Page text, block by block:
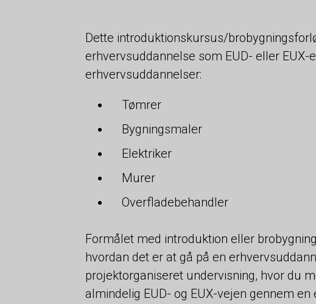
Dette introduktionskursus/
erhvervsuddannelse som EUD- eller
erhvervsuddannelser:
Tømrer
Bygningsmaler
Elektriker
Murer
Overfladebehandler
Formålet med introduktion eller
hvordan det er at gå på en
projektorganiseret undervisning, hvor du
almindelig EUD- og EUX-vejen gennem